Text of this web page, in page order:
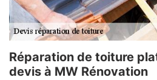
Réparation de toiture
devis à MW Rénovation